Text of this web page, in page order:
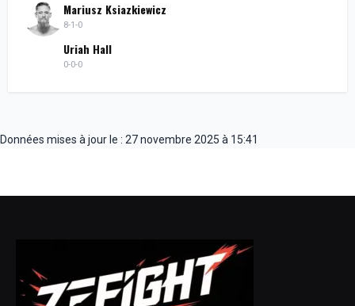
Mariusz Ksiazkiewicz
8-1-0
Uriah Hall
0-0-0
Données mises à jour le : 27 novembre 2025 à 15:41